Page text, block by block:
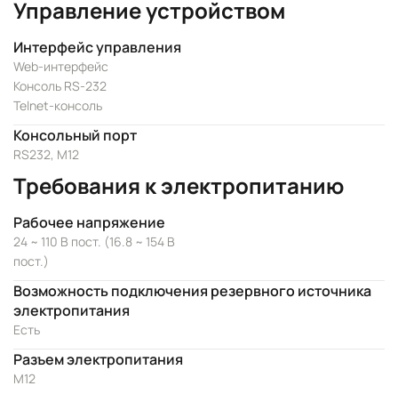
Управление устройством
Интерфейс управления
Web-интерфейс
Консоль RS-232
Telnet-консоль
Консольный порт
RS232, M12
Требования к электропитанию
Рабочее напряжение
24 ~ 110 В пост. (16.8 ~ 154 В
пост.)
Возможность подключения резервного источника
электропитания
Есть
Разъем электропитания
M12